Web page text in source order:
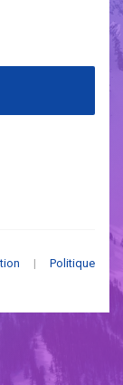
|
Politique